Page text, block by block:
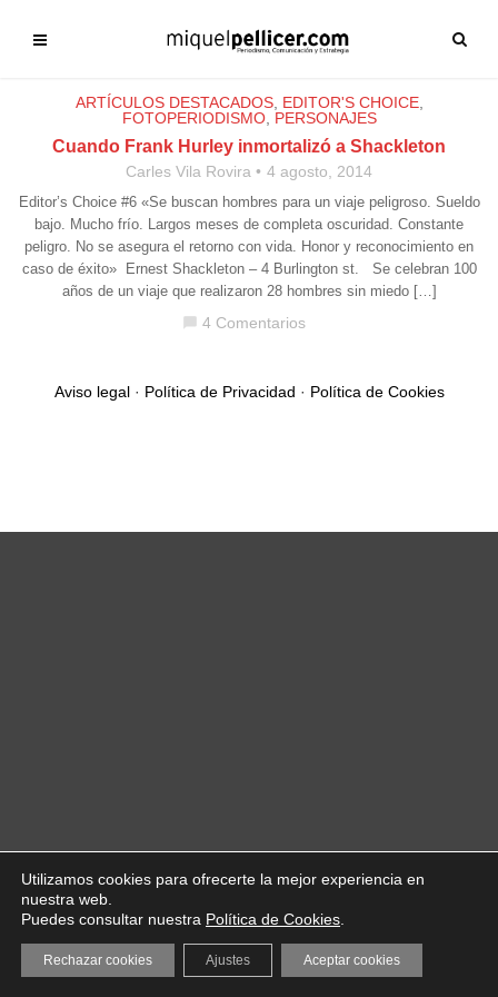
ARTÍCULOS DESTACADOS, EDITOR'S CHOICE,
FOTOPERIODISMO, PERSONAJES
Cuando Frank Hurley inmortalizó a Shackleton
Carles Vila Rovira 4 agosto, 2014
Editor’s Choice #6 «Se buscan hombres para un viaje peligroso. Sueldo
bajo. Mucho frío. Largos meses de completa oscuridad. Constante
peligro. No se asegura el retorno con vida. Honor y reconocimiento en
caso de éxito» Ernest Shackleton – 4 Burlington st. Se celebran 100
años de un viaje que realizaron 28 hombres sin miedo […]
chat_bubble 4 Comentarios
Aviso legal· Política de Privacidad · Política de Cookies
Utilizamos cookies para ofrecerte la mejor experiencia en
nuestra web.
Puedes consultar nuestra Política de Cookies
Aceptar cookies
Rechazar cookies Ajustes